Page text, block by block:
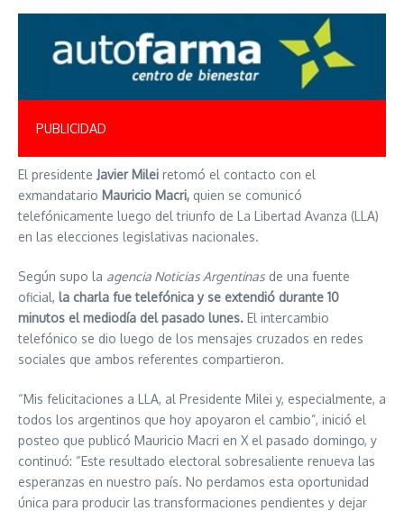
PUBLICIDAD
El presidente Javier Milei retomó el contacto con el
exmandatario Mauricio Macri, quien se comunicó
telefónicamente luego del triunfo de La Libertad Avanza (LLA)
en las elecciones legislativas nacionales.
Según supo la agencia Noticias Argentinas de una fuente
oficial, la charla fue telefónica y se extendió durante 10
minutos el mediodía del pasado lunes. El intercambio
telefónico se dio luego de los mensajes cruzados en redes
sociales que ambos referentes compartieron.
“Mis felicitaciones a LLA, al Presidente Milei y, especialmente, a
todos los argentinos que hoy apoyaron el cambio”, inició el
posteo que publicó Mauricio Macri en X el pasado domingo, y
continuó: “Este resultado electoral sobresaliente renueva las
esperanzas en nuestro país. No perdamos esta oportunidad
única para producir las transformaciones pendientes y dejar